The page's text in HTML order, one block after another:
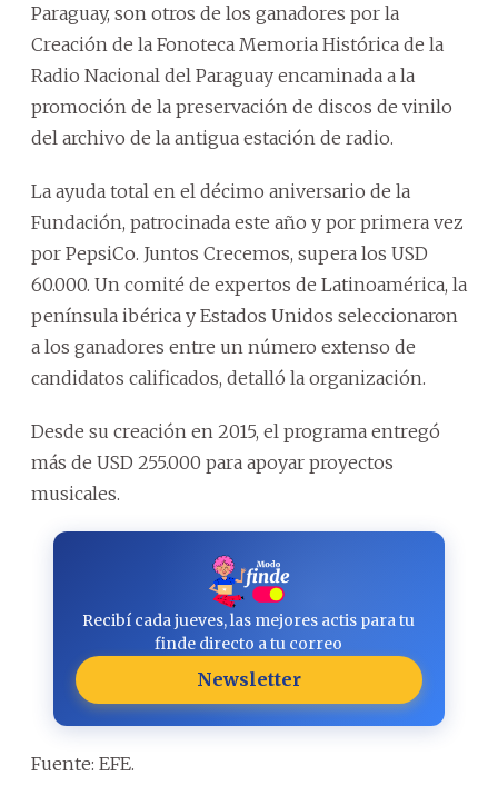
Paraguay, son otros de los ganadores por la
Creación de la Fonoteca Memoria Histórica de la
Radio Nacional del Paraguay encaminada a la
promoción de la preservación de discos de vinilo
del archivo de la antigua estación de radio.
La ayuda total en el décimo aniversario de la
Fundación, patrocinada este año y por primera vez
por PepsiCo. Juntos Crecemos, supera los USD
60.000. Un comité de expertos de Latinoamérica, la
península ibérica y Estados Unidos seleccionaron
a los ganadores entre un número extenso de
candidatos calificados, detalló la organización.
Desde su creación en 2015, el programa entregó
más de USD 255.000 para apoyar proyectos
musicales.
Recibí cada jueves, las mejores actis para tu
finde directo a tu correo
Newsletter
Fuente: EFE.